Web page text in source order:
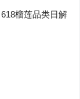
618榴莲品类日解